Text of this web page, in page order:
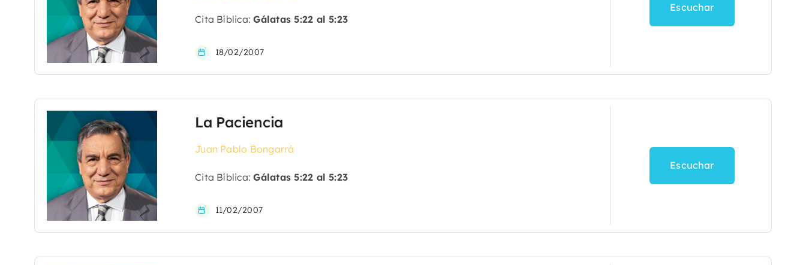
Cita Bíblica:Gálatas 5:22 al 5:23
18/02/2007
Escuchar
La Paciencia
Juan Pablo Bongarrá
Cita Bíblica:Gálatas 5:22 al 5:23
11/02/2007
Escuchar